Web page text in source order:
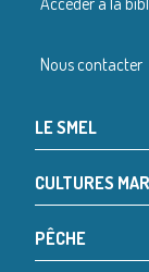
Nous contacter
LE SMEL
CULTURES
PÊCHE